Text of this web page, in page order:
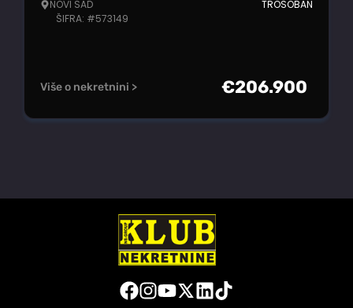
NOVI SAD
ŠIFRA: #573149
TROSOBAN
Više o nekretnini > €206.900